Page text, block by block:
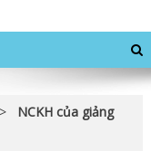
>
NCKH của giảng